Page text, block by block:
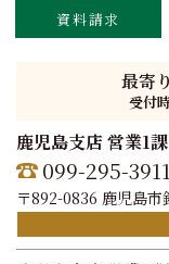
資料請求
最寄
受付
鹿児島支店 営業1
099-295-3911
〒892-0836 鹿児島市